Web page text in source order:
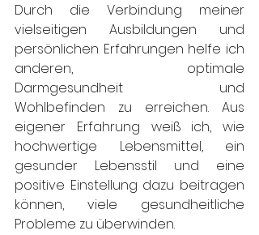
Durch die Verbindung meiner
vielseitigen Ausbildungen und
persönlichen Erfahrungen helfe ich
anderen, optimale
Darmgesundheit und
Wohlbefinden zu erreichen. Aus
eigener Erfahrung weiß ich, wie
hochwertige Lebensmittel, ein
gesunder Lebensstil und eine
positive Einstellung dazu beitragen
können, viele gesundheitliche
Probleme zu überwinden.